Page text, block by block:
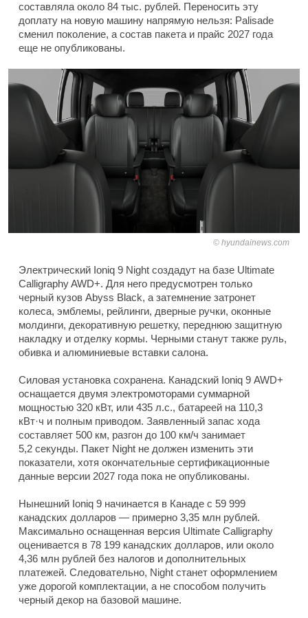
составляла около 84 тыс. рублей. Переносить эту
доплату на новую машину напрямую нельзя: Palisade
сменил поколение, а состав пакета и прайс 2027 года
еще не опубликованы.
hyundainews.com
Электрический Ioniq 9 Night создадут на базе Ultimate
Calligraphy AWD+. Для него предусмотрен только
черный кузов Abyss Black, а затемнение затронет
колеса, эмблемы, рейлинги, дверные ручки, оконные
молдинги, декоративную решетку, переднюю защитную
накладку и отделку кормы. Черными станут также руль,
обивка и алюминиевые вставки салона.
Силовая установка сохранена. Канадский Ioniq 9 AWD+
оснащается двумя электромоторами суммарной
мощностью 320 кВт, или 435 л.с., батареей на 110,3
кВт·ч и полным приводом. Заявленный запас хода
составляет 500 км, разгон до 100 км/ч занимает
5,2 секунды. Пакет Night не должен изменить эти
показатели, хотя окончательные сертификационные
данные версии 2027 года пока не опубликованы.
Нынешний Ioniq 9 начинается в Канаде с 59 999
канадских долларов — примерно 3,35 млн рублей.
Максимально оснащенная версия Ultimate Calligraphy
оценивается в 78 199 канадских долларов, или около
4,36 млн рублей без налогов и дополнительных
платежей. Следовательно, Night станет оформлением
уже дорогой комплектации, а не способом получить
черный декор на базовой машине.